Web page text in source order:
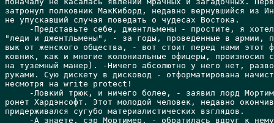
затронул полковник МакКиборд, недавно вернувшийся из
не упускавший случая поведать о чудесах Востока.
-Представьте себе, джентльмены - простите, я
"леди и джентльмены", - за годы, проведенные в армии,
вык от женского общества, - вот стоит перед нами этот
ковник, как и многие колониальные офицеры, произносил
на туземный манер). -Ничего абсолютно у него нет,
руками. Сую дискету в дисковод - отформатирована
несмотря на write protect!
-Ловкий трюк, и ничего более, - заявил лорд
ронет Хардэнсофт. Этот молодой человек, недавно
придерживался сугубо материалистических взглядов.
-А знаете, сэр Мортимер, - обратилась вдруг к